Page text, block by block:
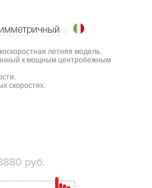
летняя модель.
к мощным центробежным
скоростях.
руб.